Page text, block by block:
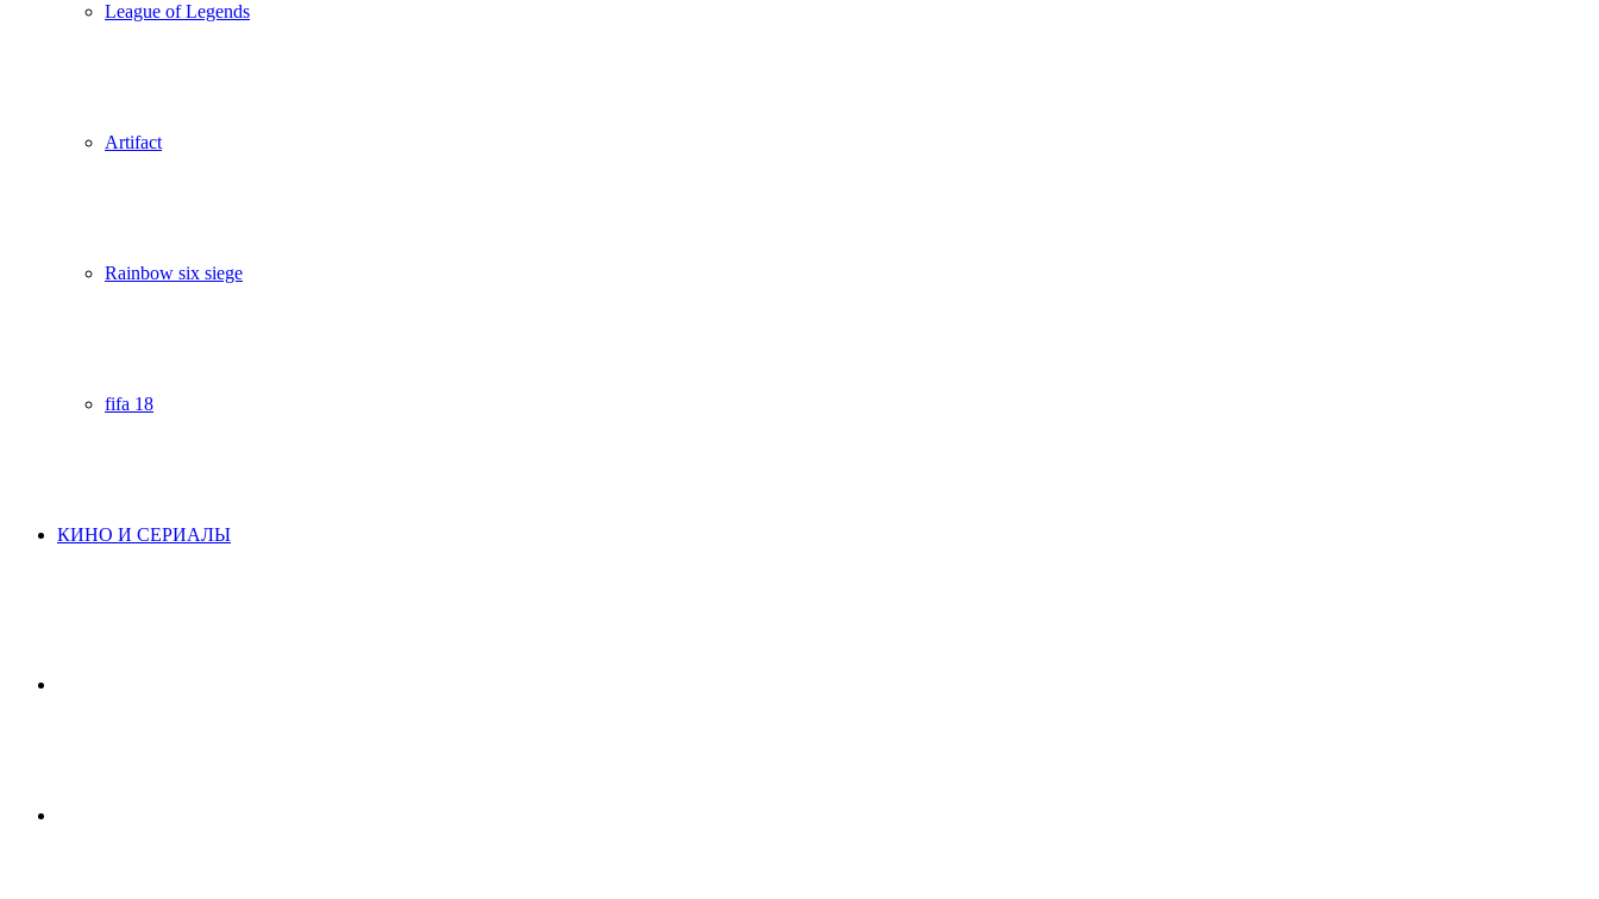
League of Legends
Artifact
Rainbow six siege
fifa 18
КИНО И СЕРИАЛЫ